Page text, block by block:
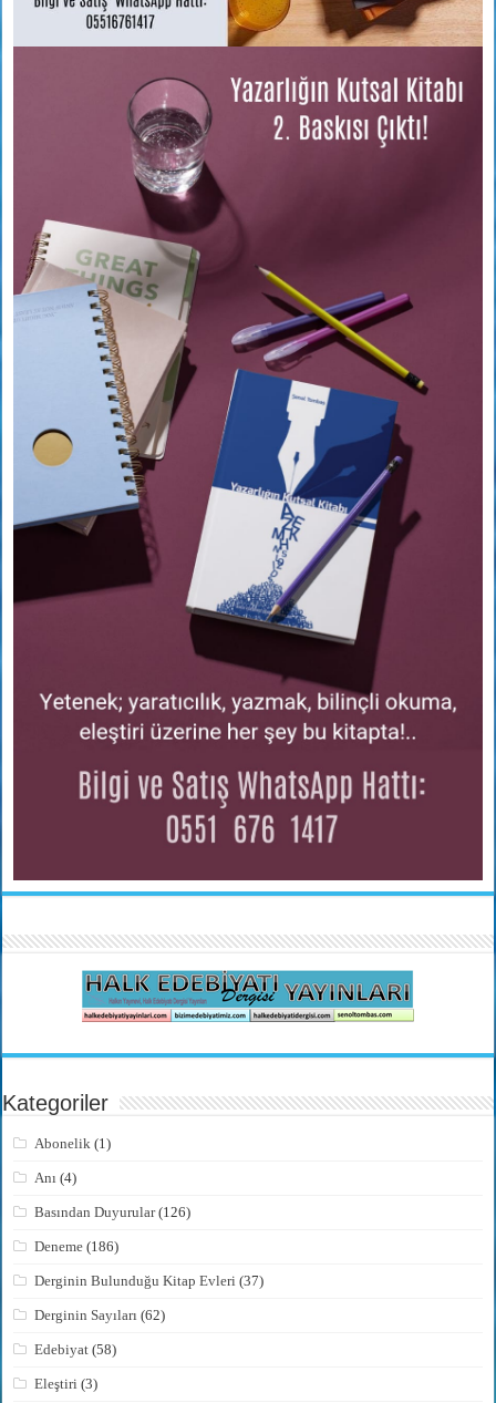
Kategoriler
Abonelik (1)
Anı (4)
Basından Duyurular(126)
Deneme (186)
Derginin Bulunduğu Kitap Evleri (37)
Derginin Sayıları (62)
Edebiyat (58)
Eleştiri (3)